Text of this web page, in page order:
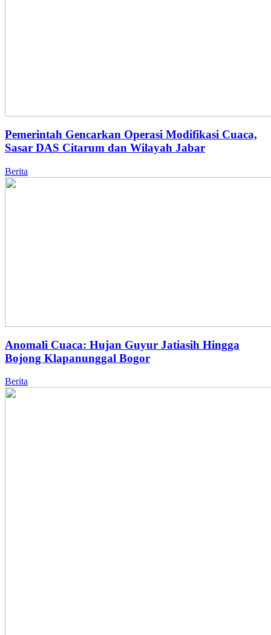
Pemerintah Gencarkan Operasi Modifikasi Cuaca,
Sasar DAS Citarum dan Wilayah Jabar
Berita
Anomali Cuaca: Hujan Guyur Jatiasih Hingga
Bojong Klapanunggal Bogor
Berita